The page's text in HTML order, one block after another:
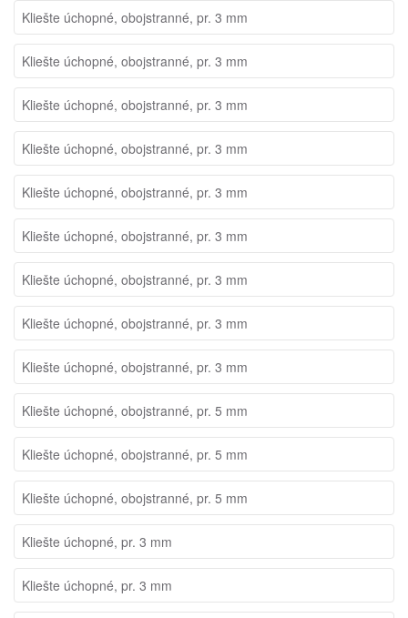
Kliešte úchopné, obojstranné, pr. 3 mm
Kliešte úchopné, obojstranné, pr. 3 mm
Kliešte úchopné, obojstranné, pr. 3 mm
Kliešte úchopné, obojstranné, pr. 3 mm
Kliešte úchopné, obojstranné, pr. 3 mm
Kliešte úchopné, obojstranné, pr. 3 mm
Kliešte úchopné, obojstranné, pr. 3 mm
Kliešte úchopné, obojstranné, pr. 3 mm
Kliešte úchopné, obojstranné, pr. 3 mm
Kliešte úchopné, obojstranné, pr. 5 mm
Kliešte úchopné, obojstranné, pr. 5 mm
Kliešte úchopné, obojstranné, pr. 5 mm
Kliešte úchopné, pr. 3 mm
Kliešte úchopné, pr. 3 mm